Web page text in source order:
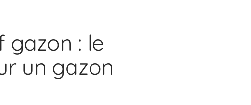
gazon : le
un gazon